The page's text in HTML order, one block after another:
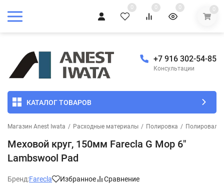
0 0 0 0
+7 916 302-54-85
Консультации
КАТАЛОГ ТОВАРОВ
Магазин Anest Iwata / Расходные материалы / Полировка /
Меховой круг, 150мм Farecla G Mop 6"
Lambswool Pad
Бренд:Farecla Избранное Сравнение